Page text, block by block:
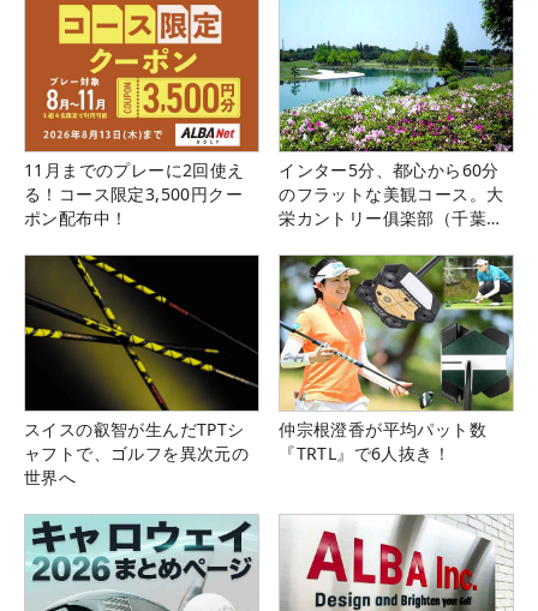
11月までのプレーに2回使え
る！コース限定3,500円クー
ポン配布中！
インター5分、都心から60分
のフラットな美観コース。大
栄カントリー俱楽部（千葉
スイスの叡智が生んだTPTシ
ャフトで、ゴルフを異次元の
世界へ
仲宗根澄香が平均パット数
『TRTL』で6人抜き！